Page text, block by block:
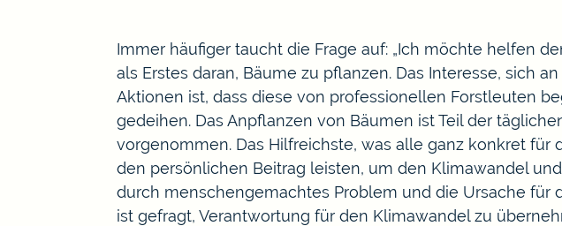
Immer häufiger taucht die Frage auf: „Ich möchte helfen
als Erstes daran, Bäume zu pflanzen. Das Interesse, sich
Aktionen ist, dass diese von professionellen Forstleuten
gedeihen. Das Anpflanzen von Bäumen ist Teil der
vorgenommen. Das Hilfreichste, was alle ganz konkret
den persönlichen Beitrag leisten, um den Klimawandel
durch menschengemachtes Problem und die Ursache für
ist gefragt, Verantwortung für den Klimawandel zu